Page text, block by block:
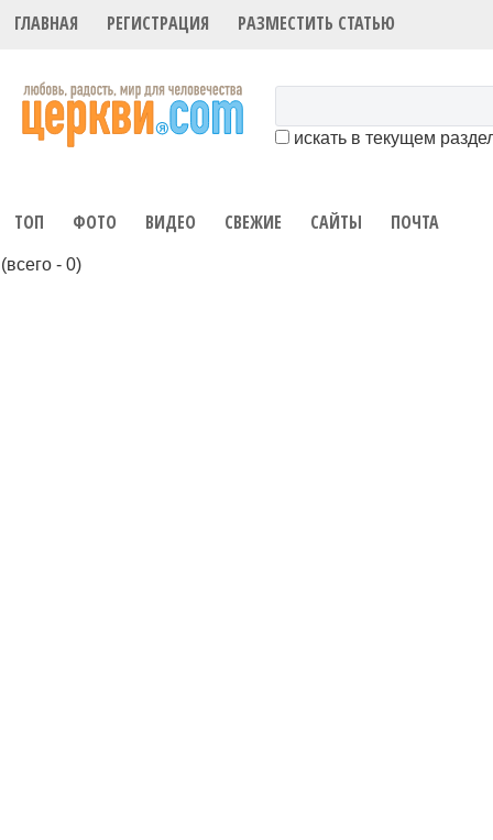
ГЛАВНАЯ РЕГИСТРАЦИЯ РАЗМЕСТИТЬ СТАТЬЮ
искать в текущем
ТОП ФОТО ВИДЕО СВЕЖИЕ САЙТЫ ПОЧТА
(всего - 0)